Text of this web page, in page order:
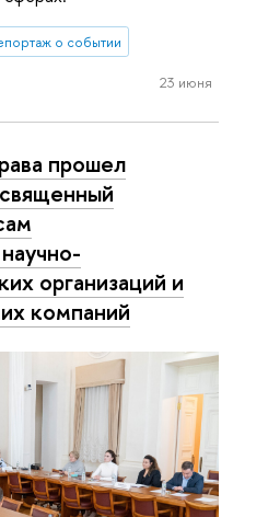
о событии
23 июня
прошел
организаций и
компаний